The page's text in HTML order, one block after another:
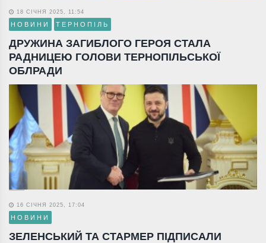
18 СІЧНЯ 2025, 11:54
НОВИНИ ТЕРНОПІЛЬ
ДРУЖИНА ЗАГИБЛОГО ГЕРОЯ СТАЛА
РАДНИЦЕЮ ГОЛОВИ ТЕРНОПІЛЬСЬКОЇ
ОБЛРАДИ
16 СІЧНЯ 2025, 17:04
НОВИНИ
ЗЕЛЕНСЬКИЙ ТА СТАРМЕР ПІДПИСАЛИ